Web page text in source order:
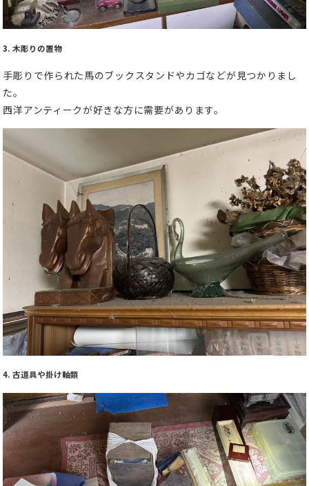
3. 木彫りの置物
手彫りで作られた馬のブックスタンドやカゴなどが見つかりまし
た。
西洋アンティークが好きな方に需要があります。
4. 古道具や掛け軸類